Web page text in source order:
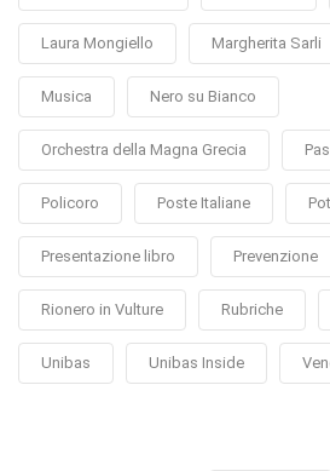
Laura Mongiello Margherita Sarli
Musica Nero su Bianco
Orchestra della Magna Grecia
Policoro Poste Italiane
Presentazione libro Prevenzione
Rionero in Vulture Rubriche
Unibas Unibas Inside